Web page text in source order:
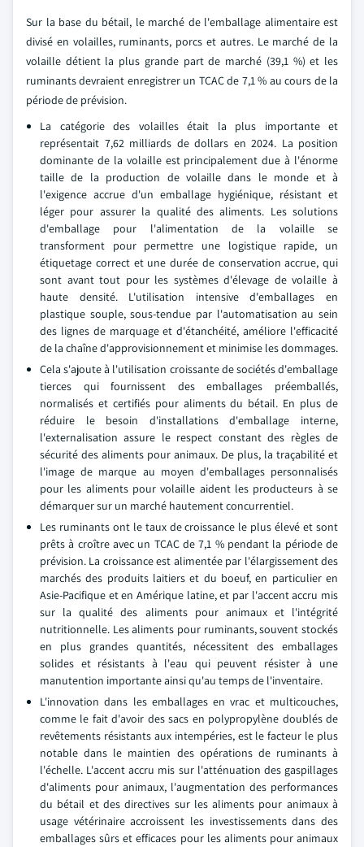
Sur la base du bétail, le marché de l'emballage alimentaire est
divisé en volailles, ruminants, porcs et autres. Le marché de la
volaille détient la plus grande part de marché (39,1 %) et les
ruminants devraient enregistrer un TCAC de 7,1 % au cours de la
période de prévision.
La catégorie des volailles était la plus importante et
représentait 7,62 milliards de dollars en 2024. La position
dominante de la volaille est principalement due à l'énorme
taille de la production de volaille dans le monde et à
l'exigence accrue d'un emballage hygiénique, résistant et
léger pour assurer la qualité des aliments. Les solutions
d'emballage pour l'alimentation de la volaille se
transforment pour permettre une logistique rapide, un
étiquetage correct et une durée de conservation accrue, qui
sont avant tout pour les systèmes d'élevage de volaille à
haute densité. L'utilisation intensive d'emballages en
plastique souple, sous-tendue par l'automatisation au sein
des lignes de marquage et d'étanchéité, améliore l'efficacité
de la chaîne d'approvisionnement et minimise les dommages.
Cela s'ajoute à l'utilisation croissante de sociétés d'emballage
tierces qui fournissent des emballages préemballés,
normalisés et certifiés pour aliments du bétail. En plus de
réduire le besoin d'installations d'emballage interne,
l'externalisation assure le respect constant des règles de
sécurité des aliments pour animaux. De plus, la traçabilité et
l'image de marque au moyen d'emballages personnalisés
pour les aliments pour volaille aident les producteurs à se
démarquer sur un marché hautement concurrentiel.
Les ruminants ont le taux de croissance le plus élevé et sont
prêts à croître avec un TCAC de 7,1 % pendant la période de
prévision. La croissance est alimentée par l'élargissement des
marchés des produits laitiers et du boeuf, en particulier en
Asie-Pacifique et en Amérique latine, et par l'accent accru mis
sur la qualité des aliments pour animaux et l'intégrité
nutritionnelle. Les aliments pour ruminants, souvent stockés
en plus grandes quantités, nécessitent des emballages
solides et résistants à l'eau qui peuvent résister à une
manutention importante ainsi qu'au temps de l'inventaire.
L'innovation dans les emballages en vrac et multicouches,
comme le fait d'avoir des sacs en polypropylène doublés de
revêtements résistants aux intempéries, est le facteur le plus
notable dans le maintien des opérations de ruminants à
l'échelle. L'accent accru mis sur l'atténuation des gaspillages
d'aliments pour animaux, l'augmentation des performances
du bétail et des directives sur les aliments pour animaux à
usage vétérinaire accroissent les investissements dans des
emballages sûrs et efficaces pour les aliments pour animaux